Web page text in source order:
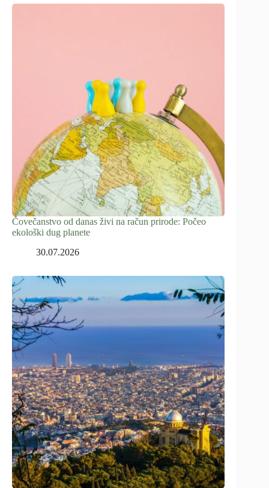
Čovečanstvo od danas živi na račun prirode: Počeo
ekološki dug planete
30.07.2026